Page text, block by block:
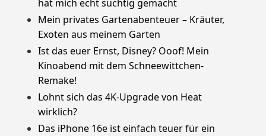
hat mich echt süchtig gemacht
Mein privates Gartenabenteuer – Kräuter,
Exoten aus meinem Garten
Ist das euer Ernst, Disney? Ooof! Mein
Kinoabend mit dem Schneewittchen-
Remake!
Lohnt sich das 4K-Upgrade von Heat
wirklich?
Das iPhone 16e ist einfach teuer für ein